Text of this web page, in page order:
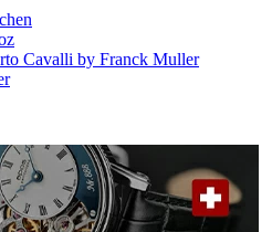
Cavalli by Franck Muller